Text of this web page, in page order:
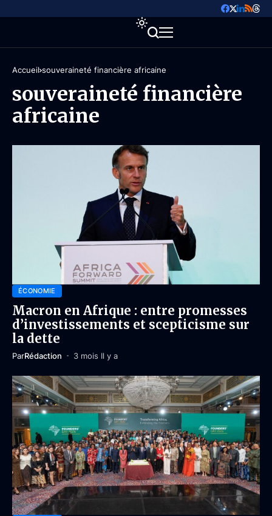
Accueil souveraineté financière africaine
souveraineté financière
africaine
ÉCONOMIE
Macron en Afrique : entre promesses
d’investissements et scepticisme sur
la dette
ParRédaction 3 mois Il y a